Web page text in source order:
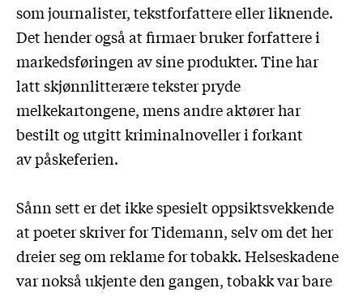
som journalister, tekstforfattere eller liknende.
Det hender også at firmaer bruker forfattere i
markedsføringen av sine produkter. Tine har
latt skjønnlitterære tekster pryde
melkekartongene, mens andre aktører har
bestilt og utgitt kriminalnoveller i forkant
av påskeferien.
Sånn sett er det ikke spesielt oppsiktsvekkende
at poeter skriver for Tidemann, selv om det her
dreier seg om reklame for tobakk. Helseskadene
var nokså ukjente den gangen, tobakk var bare